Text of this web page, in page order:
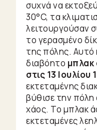
συχνά να
30°C, τα
λειτουργούσαν
το γερασμένο
της πόλης.
διαβόητο μπλακ
στις 13 Ιουλίου
εκτεταμένης
βύθισε την πόλη
χάος. Το μπλακ
εκτεταμένες